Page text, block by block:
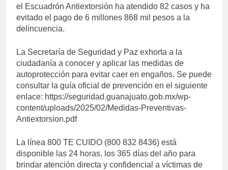
el Escuadrón Antiextorsión ha atendido 82 casos y ha
evitado el pago de 6 millones 868 mil pesos a la
delincuencia.
La Secretaría de Seguridad y Paz exhorta a la
ciudadanía a conocer y aplicar las medidas de
autoprotección para evitar caer en engaños. Se puede
consultar la guía oficial de prevención en el siguiente
enlace: https://seguridad.guanajuato.gob.mx/wp-
content/uploads/2025/02/Medidas-Preventivas-
Antiextorsion.pdf
La línea 800 TE CUIDO (800 832 8436) está
disponible las 24 horas, los 365 días del año para
brindar atención directa y confidencial a víctimas de